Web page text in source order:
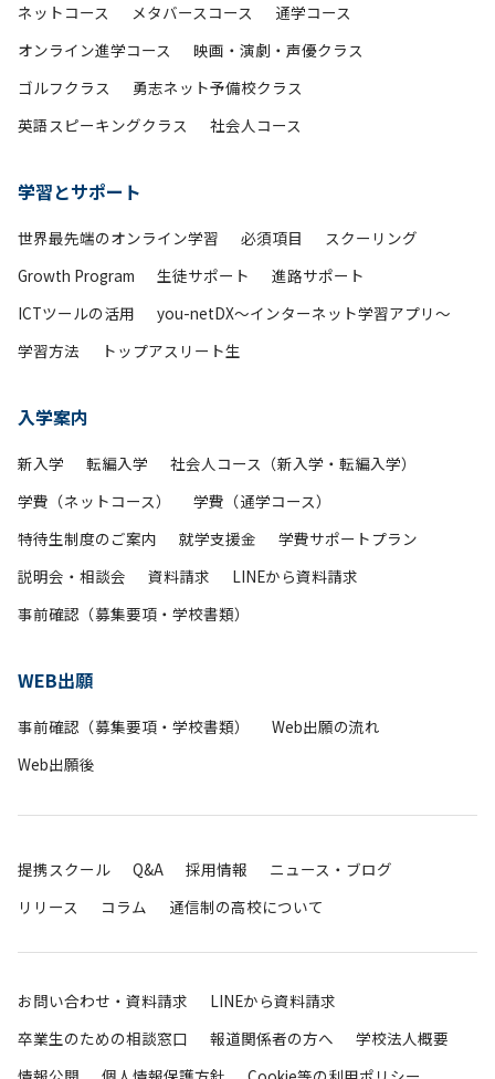
ネットコース メタバースコース
通学コース
オンライン進学コース
映画・演劇・声優クラス
ゴルフクラス
勇志ネット予備校クラス
英語スピーキングクラス
社会人コース
学習とサポート
世界最先端のオンライン学習 必須項目
スクーリング
Growth Program
生徒サポート
進路サポート
ICTツールの活用
you-netDX～インターネット学習アプリ～
学習方法
トップアスリート生
入学案内
新入学 転編入学
社会人コース（新入学・転編入学）
学費（ネットコース）
学費（通学コース）
特待生制度のご案内
就学支援金
学費サポートプラン
説明会・相談会
資料請求
LINEから資料請求
事前確認（募集要項・学校書類）
WEB出願
事前確認（募集要項・学校書類）
Web出願の流れ
Web出願後
提携スクール Q&A 採用情報
ニュース・ブログ
リリース
コラム 通信制の高校について
お問い合わせ・資料請求
LINEから資料請求
卒業生のための相談窓口
報道関係者の方へ
学校法人概要